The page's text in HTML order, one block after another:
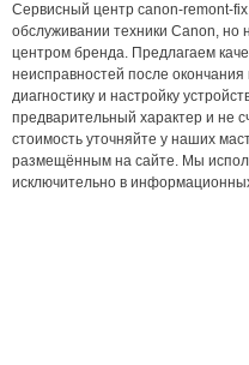
Сервисный центр canon-remont-
обслуживании техники Canon,
центром бренда. Предлагаем
неисправностей после
диагностику и настройку
предварительный характер и не
стоимость уточняйте у наших
размещённым на сайте. Мы
исключительно в